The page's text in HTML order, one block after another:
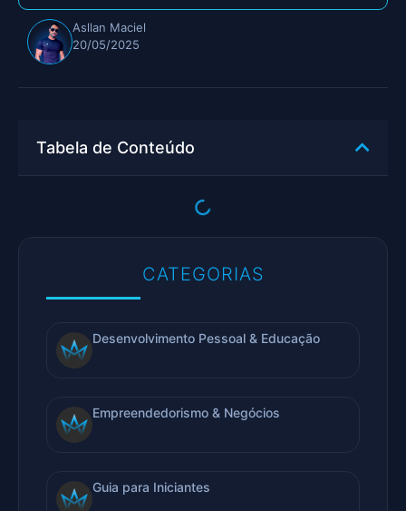
Asllan Maciel
20/05/2025
Tabela de Conteúdo
CATEGORIAS
Desenvolvimento Pessoal & Educação
Empreendedorismo & Negócios
Guia para Iniciantes